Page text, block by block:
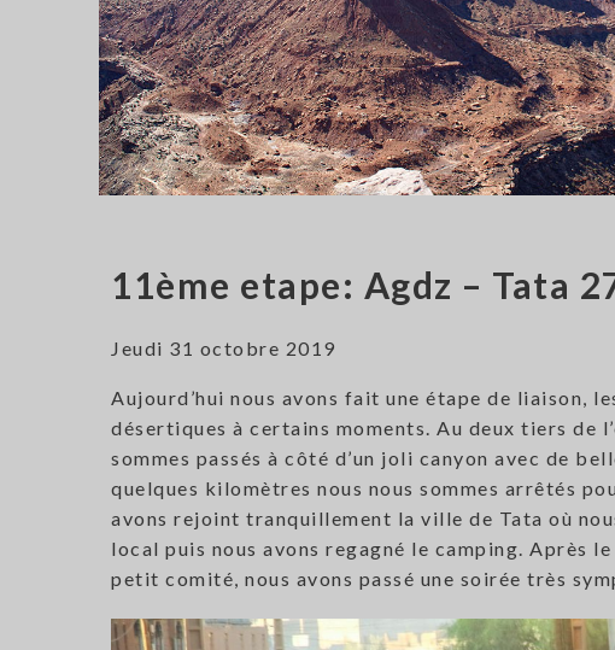
11ème etape: Agdz – Tata
Jeudi 31 octobre 2019
Aujourd’hui nous avons fait une étape de liaison,
désertiques à certains moments. Au deux tiers de
sommes passés à côté d’un joli canyon avec de
quelques kilomètres nous nous sommes arrêtés
avons rejoint tranquillement la ville de Tata où
local puis nous avons regagné le camping. Après
petit comité, nous avons passé une soirée très